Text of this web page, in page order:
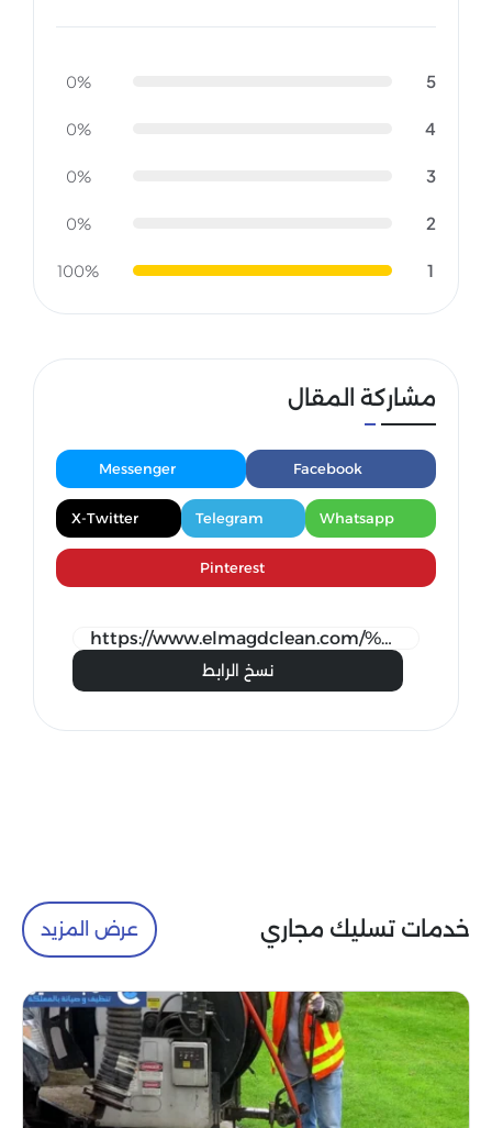
5
0%
4
0%
3
0%
2
0%
1
100%
مشاركة المقال
Facebook
Messenger
Whatsapp
Telegram
X-Twitter
Pinterest
نسخ الرابط
خدمات تسليك مجاري عرض المزيد